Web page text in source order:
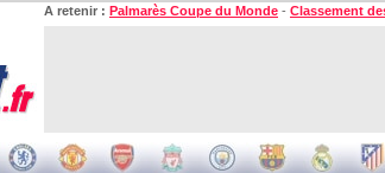
A retenir : Palmarès Coupe du Monde - Classement